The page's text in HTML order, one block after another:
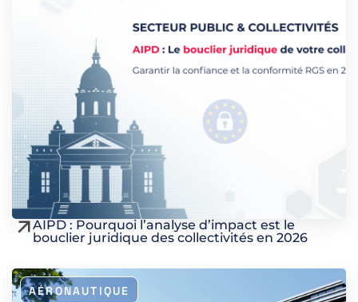
AIPD : Pourquoi l’analyse d’impact est le
bouclier juridique des collectivités en 2026
AÉRONAUTIQUE